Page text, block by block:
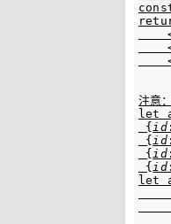
注意
let
{id
{id
{id
{id
let